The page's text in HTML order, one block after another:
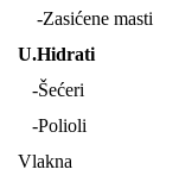
-Zasićene masti
U.Hidrati
-Šećeri
-Polioli
Vlakna